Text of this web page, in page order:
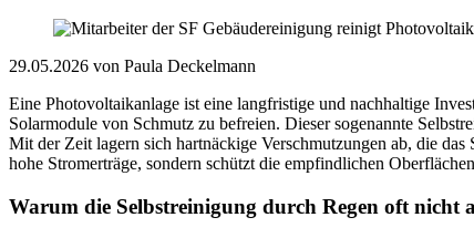
29.05.2026 von Paula Deckelmann
Eine Photovoltaikanlage ist eine langfristige und nachhaltige
Solarmodule von Schmutz zu befreien. Dieser sogenannte
Mit der Zeit lagern sich hartnäckige Verschmutzungen ab, die
hohe Stromerträge, sondern schützt die empfindlichen
Warum die Selbstreinigung durch Regen oft nicht